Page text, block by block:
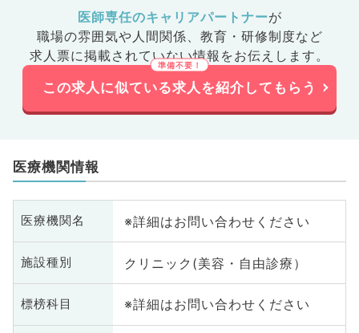
医師専任のキャリアパートナーが
職場の雰囲気や人間関係、 教育・研修制度など
求人票に掲載されていない情報をお伝えします。
この求人に似ている求人を紹介してもらう
医療機関情報
医療機関名 ※詳細はお問い合わせください
施設種別 クリニック(美容・自由診療）
標榜科目 ※詳細はお問い合わせください